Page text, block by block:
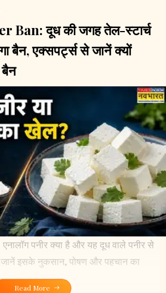
Ban: दूध की जगह तेल-स्टार्च
बैन, एक्सपर्ट्स से जानें क्यों
पनीर क्या है और यह दूध वाले पनीर से
इसके नुकसान, पोषण और पहचान का
Read More